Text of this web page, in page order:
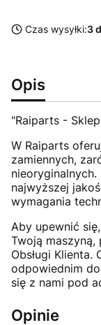
Czas wysyłki:3
Opis
"Raiparts -
W Raiparts
zamiennych,
najwyższej
wymagania
Aby upewnić
Twoją
Obsługi
odpowiednim
się z nami pod
Opinie